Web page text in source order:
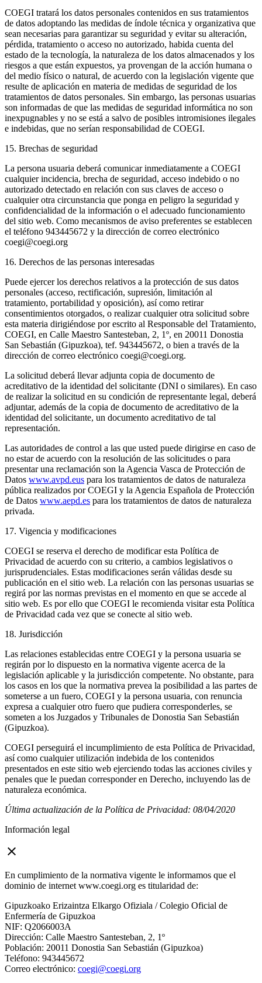
COEGI tratará los datos personales contenidos en sus tratamientos
de datos adoptando las medidas de índole técnica y organizativa que
sean necesarias para garantizar su seguridad y evitar su alteración,
pérdida, tratamiento o acceso no autorizado, habida cuenta del
estado de la tecnología, la naturaleza de los datos almacenados y los
riesgos a que están expuestos, ya provengan de la acción humana o
del medio físico o natural, de acuerdo con la legislación vigente que
resulte de aplicación en materia de medidas de seguridad de los
tratamientos de datos personales. Sin embargo, las personas usuarias
son informadas de que las medidas de seguridad informática no son
inexpugnables y no se está a salvo de posibles intromisiones ilegales
e indebidas, que no serían responsabilidad de COEGI.
15. Brechas de seguridad
La persona usuaria deberá comunicar inmediatamente a COEGI
cualquier incidencia, brecha de seguridad, acceso indebido o no
autorizado detectado en relación con sus claves de acceso o
cualquier otra circunstancia que ponga en peligro la seguridad y
confidencialidad de la información o el adecuado funcionamiento
del sitio web. Como mecanismos de aviso preferentes se establecen
el teléfono 943445672 y la dirección de correo electrónico
coegi@coegi.org
16. Derechos de las personas interesadas
Puede ejercer los derechos relativos a la protección de sus datos
personales (acceso, rectificación, supresión, limitación al
tratamiento, portabilidad y oposición), así como retirar
consentimientos otorgados, o realizar cualquier otra solicitud sobre
esta materia dirigiéndose por escrito al Responsable del Tratamiento,
COEGI, en Calle Maestro Santesteban, 2, 1º, en 20011 Donostia
San Sebastián (Gipuzkoa), tef. 943445672, o bien a través de la
dirección de correo electrónico coegi@coegi.org.
La solicitud deberá llevar adjunta copia de documento de
acreditativo de la identidad del solicitante (DNI o similares). En caso
de realizar la solicitud en su condición de representante legal, deberá
adjuntar, además de la copia de documento de acreditativo de la
identidad del solicitante, un documento acreditativo de tal
representación.
Las autoridades de control a las que usted puede dirigirse en caso de
no estar de acuerdo con la resolución de las solicitudes o para
presentar una reclamación son la Agencia Vasca de Protección de
Datos www.avpd.eus para los tratamientos de datos de naturaleza
pública realizados por COEGI y la Agencia Española de Protección
de Datos www.aepd.es para los tratamientos de datos de naturaleza
privada.
17. Vigencia y modificaciones
COEGI se reserva el derecho de modificar esta Política de
Privacidad de acuerdo con su criterio, a cambios legislativos o
jurisprudenciales. Estas modificaciones serán válidas desde su
publicación en el sitio web. La relación con las personas usuarias se
regirá por las normas previstas en el momento en que se accede al
sitio web. Es por ello que COEGI le recomienda visitar esta Política
de Privacidad cada vez que se conecte al sitio web.
18. Jurisdicción
Las relaciones establecidas entre COEGI y la persona usuaria se
regirán por lo dispuesto en la normativa vigente acerca de la
legislación aplicable y la jurisdicción competente. No obstante, para
los casos en los que la normativa prevea la posibilidad a las partes de
someterse a un fuero, COEGI y la persona usuaria, con renuncia
expresa a cualquier otro fuero que pudiera corresponderles, se
someten a los Juzgados y Tribunales de Donostia San Sebastián
(Gipuzkoa).
COEGI perseguirá el incumplimiento de esta Política de Privacidad,
así como cualquier utilización indebida de los contenidos
presentados en este sitio web ejerciendo todas las acciones civiles y
penales que le puedan corresponder en Derecho, incluyendo las de
naturaleza económica.
Última actualización de la Política de Privacidad: 08/04/2020
Información legal
close
En cumplimiento de la normativa vigente le informamos que el
dominio de internet www.coegi.org es titularidad de:
Gipuzkoako Erizaintza Elkargo Ofiziala / Colegio Oficial de
Enfermería de Gipuzkoa
NIF: Q2066003A
Dirección: Calle Maestro Santesteban, 2, 1º
Población: 20011 Donostia San Sebastián (Gipuzkoa)
Teléfono: 943445672
Correo electrónico: coegi@coegi.org